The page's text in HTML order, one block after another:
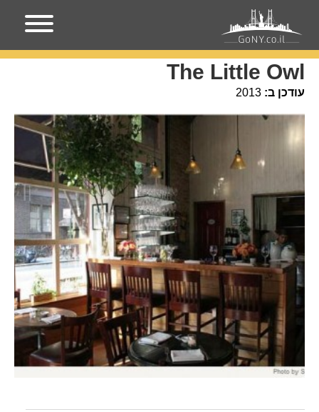
עמוד הבית מקומות בניו-יורק
The Little Owl
עודכן ב: 2013